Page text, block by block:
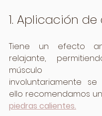
1. Aplicación
Tiene un efecto
relajante,
músculo
involuntariamente se
ello recomendamos un
piedras calientes.